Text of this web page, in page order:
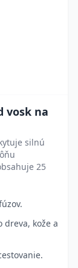
vosk na
silnú
25
dreva, kože a